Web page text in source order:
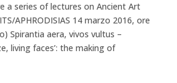
a series of lectures on Ancient Art
APHRODISIAS 14 marzo 2016, ore
Spirantia aera, vivos vultus –
living faces’: the making of